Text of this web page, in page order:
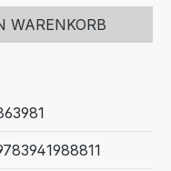
WARENKORB